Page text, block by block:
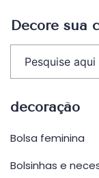
Decore sua
decoração
Bolsa feminina
Bolsinhas e